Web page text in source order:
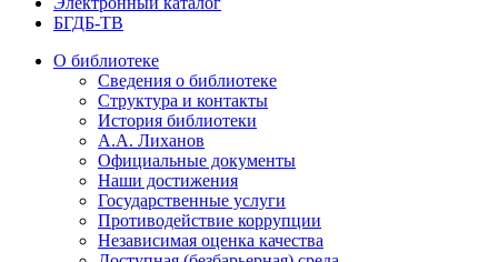
БГДБ-ТВ
О библиотеке
Сведения о библиотеке
Структура и контакты
История библиотеки
А.А. Лиханов
Официальные документы
Наши достижения
Государственные услуги
Противодействие коррупции
Независимая оценка качества